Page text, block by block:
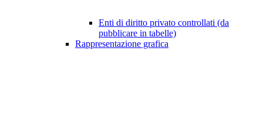
Enti di diritto privato controllati (da
pubblicare in tabelle)
Rappresentazione grafica